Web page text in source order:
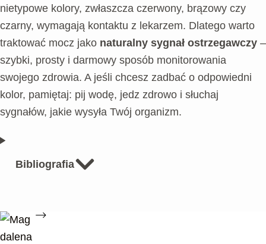
nietypowe kolory, zwłaszcza czerwony, brązowy czy
czarny, wymagają kontaktu z lekarzem. Dlatego warto
traktować mocz jako naturalny sygnał ostrzegawczy –
szybki, prosty i darmowy sposób monitorowania
swojego zdrowia. A jeśli chcesz zadbać o odpowiedni
kolor, pamiętaj: pij wodę, jedz zdrowo i słuchaj
sygnałów, jakie wysyła Twój organizm.
Bibliografia